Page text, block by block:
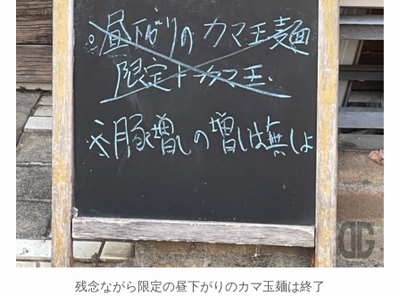
残念ながら限定の昼下がりのカマ玉麺は終了